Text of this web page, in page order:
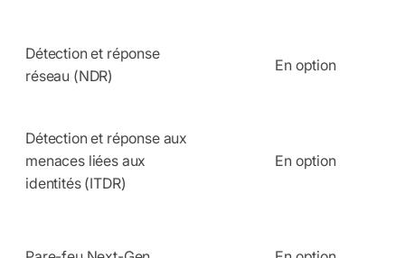
Détection et réponse
réseau (NDR)
En option
Détection et réponse aux
menaces liées aux
identités (ITDR)
En option